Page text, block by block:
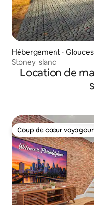
Hébergement ⋅
Stoney Island
Location de
Coup de cœur
Coup de cœur